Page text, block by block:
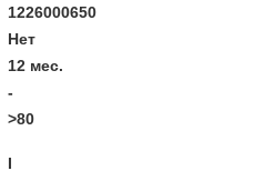
1226000650
Нет
12 мес.
-
>80
I